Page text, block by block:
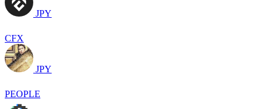
JPY
CFX
JPY
PEOPLE